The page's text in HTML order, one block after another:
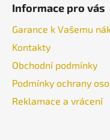
Informace pro vás
Garance k Vašemu
Kontakty
Obchodní podmínky
Podmínky ochrany
Reklamace a vrácení